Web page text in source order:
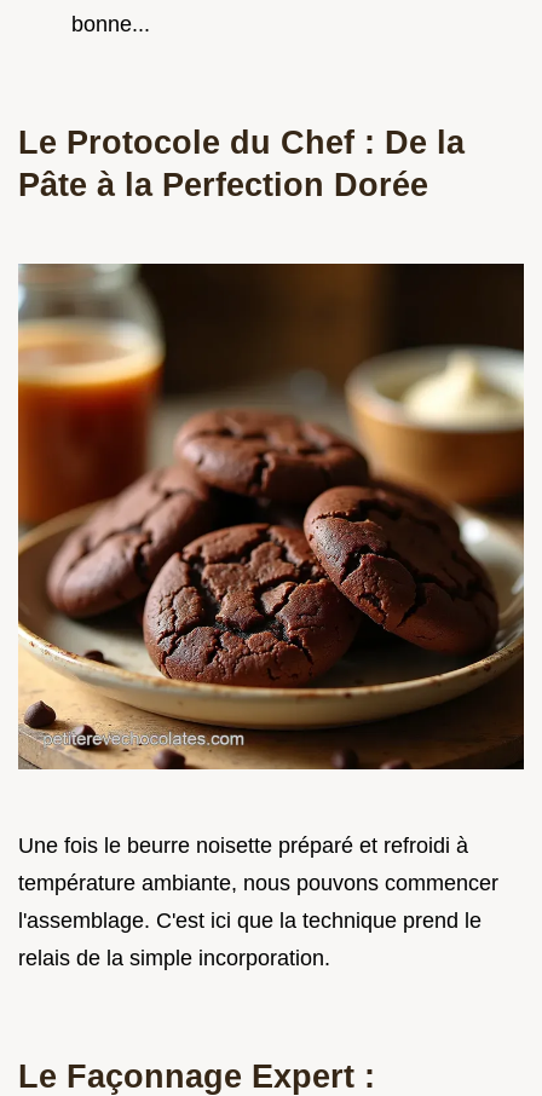
bonne...
Le Protocole du Chef : De la
Pâte à la Perfection Dorée
Une fois le beurre noisette préparé et refroidi à
température ambiante, nous pouvons commencer
l'assemblage. C'est ici que la technique prend le
relais de la simple incorporation.
Le Façonnage Expert :